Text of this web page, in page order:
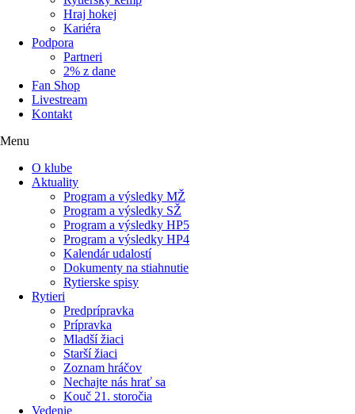
Hraj hokej
Kariéra
Podpora
Partneri
2% z dane
Fan Shop
Livestream
Kontakt
Menu
O klube
Aktuality
Program a výsledky MŽ
Program a výsledky SŽ
Program a výsledky HP5
Program a výsledky HP4
Kalendár udalostí
Dokumenty na stiahnutie
Rytierske spisy
Rytieri
Predprípravka
Prípravka
Mladší žiaci
Starší žiaci
Zoznam hráčov
Nechajte nás hrať sa
Kouč 21. storočia
Vedenie